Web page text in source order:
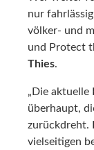
nur
völker- und
und Protect
Thies.
„Die aktuelle
überhaupt,
zurückdreht.
vielseitigen